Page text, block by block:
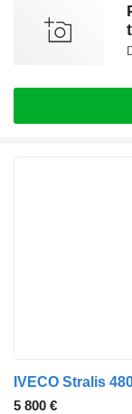
IVECO Stralis
5 800 €